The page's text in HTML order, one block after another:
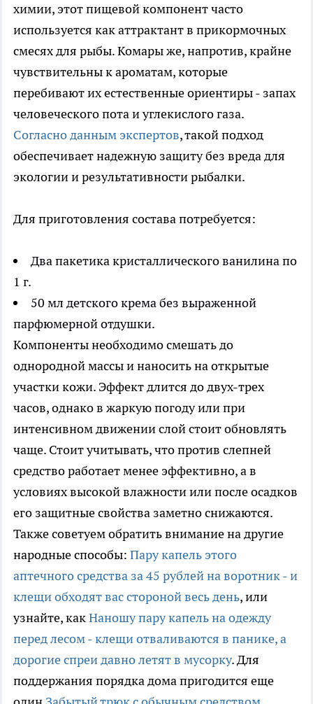
химии, этот пищевой компонент часто
используется как аттрактант в прикормочных
смесях для рыбы. Комары же, напротив, крайне
чувствительны к ароматам, которые
перебивают их естественные ориентиры - запах
человеческого пота и углекислого газа.
Согласно данным экспертов, такой подход
обеспечивает надежную защиту без вреда для
экологии и результативности рыбалки.
Для приготовления состава потребуется:
Два пакетика кристаллического ванилина по
1 г.
50 мл детского крема без выраженной
парфюмерной отдушки.
Компоненты необходимо смешать до
однородной массы и наносить на открытые
участки кожи. Эффект длится до двух-трех
часов, однако в жаркую погоду или при
интенсивном движении слой стоит обновлять
чаще. Стоит учитывать, что против слепней
средство работает менее эффективно, а в
условиях высокой влажности или после осадков
его защитные свойства заметно снижаются.
Также советуем обратить внимание на другие
народные способы: Пару капель этого
аптечного средства за 45 рублей на воротник - и
клещи обходят вас стороной весь день, или
узнайте, какНаношу пару капель на одежду
перед лесом - клещи отваливаются в панике, а
дорогие спреи давно летят в мусорку. Для
поддержания порядка дома пригодится еще